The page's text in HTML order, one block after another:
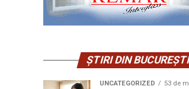
ȘTIRI DIN
UNCATEGORIZED 53 de